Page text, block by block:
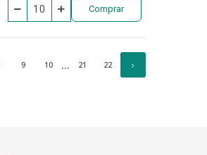
Comprar
9 10 ... 21 22